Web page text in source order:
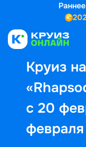
Круиз
с 20